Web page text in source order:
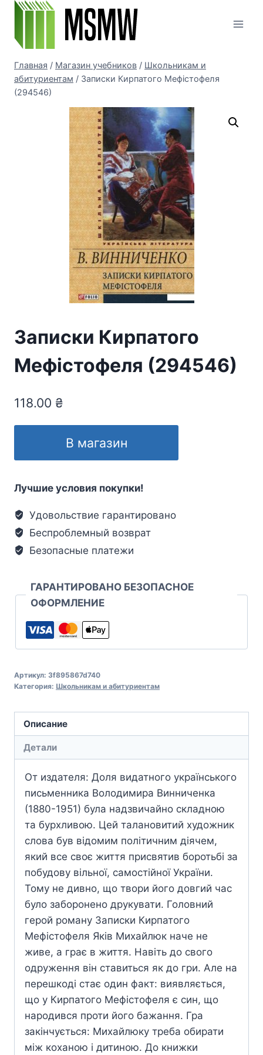
Перейти
содержимому
Главная / Магазин учебников / Школьникам и
абитуриентам / Записки Кирпатого Мефістофеля
(294546)
Записки Кирпатого
Мефістофеля (294546)
118.00 ₴
В магазин
Лучшие условия покупки!
Удовольствие гарантировано
Беспроблемный возврат
Безопасные платежи
ГАРАНТИРОВАНО БЕЗОПАСНОЕ
ОФОРМЛЕНИЕ
Артикул: 3f895867d740
Категория: Школьникам и абитуриентам
Описание
Детали
От издателя: Доля видатного українського
письменника Володимира Винниченка
(1880-1951) була надзвичайно складною
та бурхливою. Цей талановитий художник
слова був відомим політичним діячем,
який все своє життя присвятив боротьбі за
побудову вільної, самостійної України.
Тому не дивно, що твори його довгий час
було заборонено друкувати. Головний
герой роману Записки Кирпатого
Мефістофеля Яків Михайлюк наче не
живе, а грає в життя. Навіть до свого
одруження він ставиться як до гри. Але на
перешкоді стає один факт: виявляється,
що у Кирпатого Мефістофеля є син, що
народився проти його бажання. Гра
закінчується: Михайлюку треба обирати
між коханою і дитиною. До книжки